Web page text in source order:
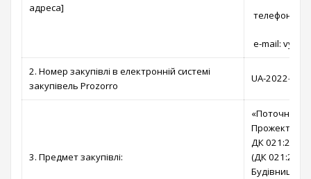
адреса]
телефон:
e-mail:
2. Номер закупівлі в електронній системі
закупівель Prozorro
UA-2022-08-
3. Предмет закупівлі:
«Поточний
ДК 021:2015
(ДК
Будівництво